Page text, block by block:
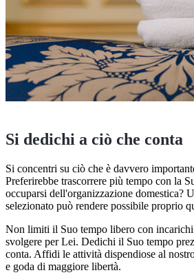
Si dedichi a ciò che conta
Si concentri su ciò che è davvero
Preferirebbe trascorrere più tempo con la
occuparsi dell'organizzazione domestica?
selezionato può rendere possibile proprio
Non limiti il Suo tempo libero con
svolgere per Lei. Dedichi il Suo tempo
conta. Affidi le attività dispendiose al
e goda di maggiore libertà.